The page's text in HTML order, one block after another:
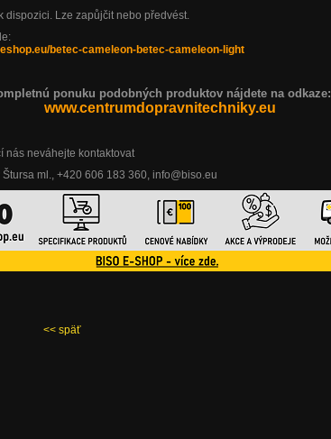
dispozici. Lze zapůjčit nebo předvést.
betec-cameleon-betec-cameleon-light
ponuku podobných produktov nájdete na odkaze:
www.centrumdopravnitechniky.eu
nás neváhejte kontaktovat
ml., +420 606 183 360, info@biso.eu
<< späť